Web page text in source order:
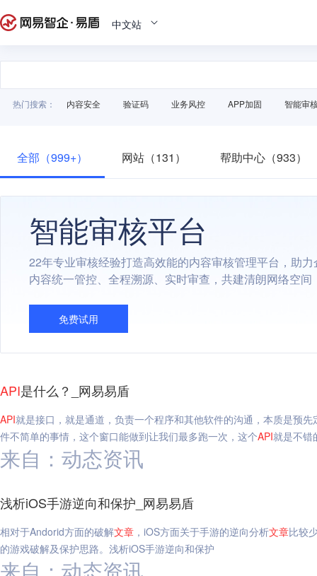
中文站
热门搜索： 内容安全 验证码 业务风控 APP加固 智能审
全部（999+） 网站（131） 帮助中心（933）
智能审核平台
22年专业审核经验打造高效能的内容审核管理平台，助
内容统一管控、全程溯源、实时审查，共建清朗网络空间
免费试用
API是什么？_网易易盾
API就是接口，就是通道，负责一个程序和其他软件的沟通，本质是预
件不简单的事情，这个窗口能做到让我们最多跑一次，这个API就是不错
来自：动态资讯
浅析iOS手游逆向和保护_网易易盾
相对于Andorid方面的破解文章 ，iOS方面关于手游的逆向分析文章比较
的游戏破解及保护思路。浅析iOS手游逆向和保护
来自：动态资讯